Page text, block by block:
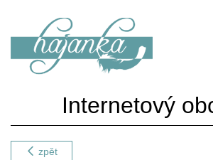
Internetový
zpět